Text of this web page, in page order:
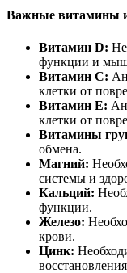
Важные витамины
Витамин D:
функции и
Витамин C:
клетки от
Витамин E:
клетки от
Витамины
обмена.
Магний:
системы и
Кальций:
функции.
Железо:
крови.
Цинк: